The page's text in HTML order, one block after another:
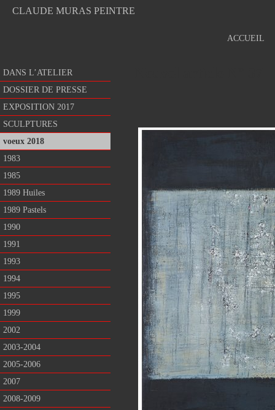
CLAUDE MURAS PEINTRE
ACCUEIL
DANS L’ATELIER
DOSSIER DE PRESSE
EXPOSITION 2017
SCULPTURES
voeux 2018
1983
1985
1989 Huiles
1989 Pastels
1990
1991
1993
1994
1995
1999
2002
2003-2004
2005-2006
2007
2008-2009